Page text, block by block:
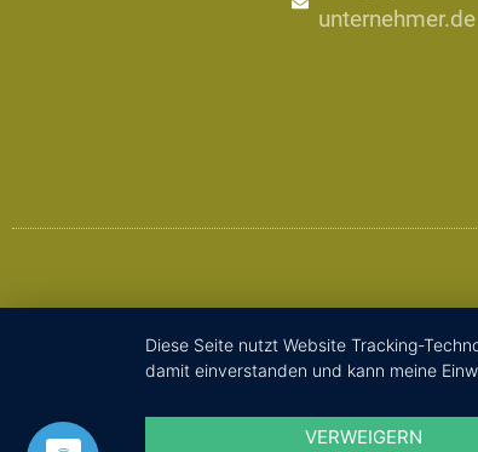
unternehmer.de
Diese Seite nutzt Website Tracking-
damit einverstanden und kann meine
VERWEIGERN